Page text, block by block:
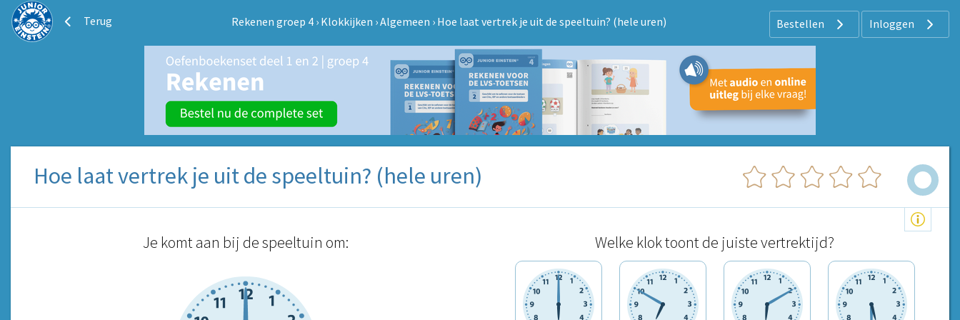
Terug Rekenen groep 4 › Klokkijken ›Algemeen › Hoe laat vertrek je uit de speeltuin? (hele uren) Bestellen Inloggen
Hoe laat vertrek je uit de speeltuin? (hele uren)
Je komt aan bij de speeltuin om: Welke klok toont de juiste vertrektijd?